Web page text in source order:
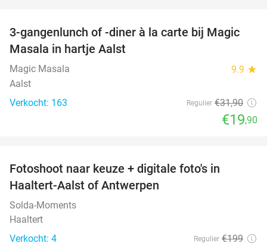
38%
3-gangenlunch of -diner à la carte bij Magic
Masala in hartje Aalst
Magic Masala 9.9 star
Aalst
Verkocht: 163
Regulier €31,90
€19,90
Fotoshoot naar keuze + digitale foto's in
Haaltert-Aalst of Antwerpen
Solda-Moments
Haaltert
Verkocht: 4
Regulier €199